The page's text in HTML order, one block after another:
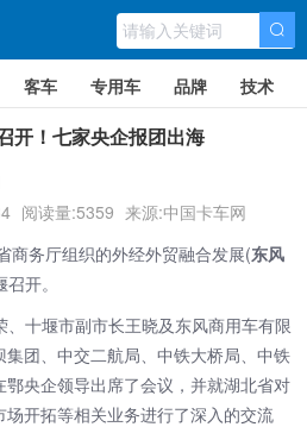
客车 专用车 品牌 技术
开！七家央企报团出海
阅读量:5359 来源:中国卡车网
务厅组织的外经外贸融合发展(东风
开。